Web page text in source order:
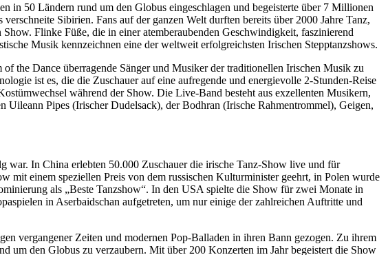
in 50 Ländern rund um den Globus eingeschlagen und begeisterte über 7 Millionen
Sibirien. Fans auf der ganzen Welt durften bereits über 2000 Jahre Tanz,
Flinke Füße, die in einer atemberaubenden Geschwindigkeit, faszinierend
Musik kennzeichnen eine der weltweit erfolgreichsten Irischen Stepptanzshows.
the Dance überragende Sänger und Musiker der traditionellen Irischen Musik zu
ist es, die die Zuschauer auf eine aufregende und energievolle 2-Stunden-Reise
während der Show. Die Live-Band besteht aus exzellenten Musikern,
Pipes (Irischer Dudelsack), der Bodhran (Irische Rahmentrommel), Geigen,
war. In China erlebten 50.000 Zuschauer die irische Tanz-Show live und für
einem speziellen Preis von dem russischen Kulturminister geehrt, in Polen wurde
als „Beste Tanzshow“. In den USA spielte die Show für zwei Monate in
in Aserbaidschan aufgetreten, um nur einige der zahlreichen Auftritte und
vergangener Zeiten und modernen Pop-Balladen in ihren Bann gezogen. Zu ihrem
um den Globus zu verzaubern. Mit über 200 Konzerten im Jahr begeistert die Show